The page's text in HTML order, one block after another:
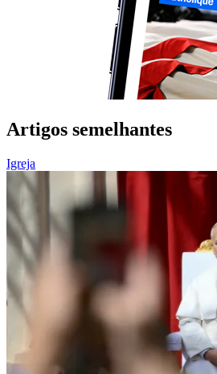
Artigos semelhantes
Igreja